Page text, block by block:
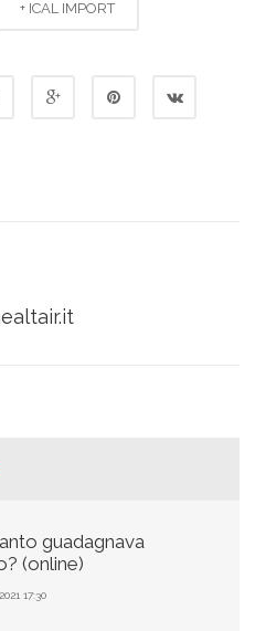
+ ICAL IMPORT
guadagnava
(online)
17:30